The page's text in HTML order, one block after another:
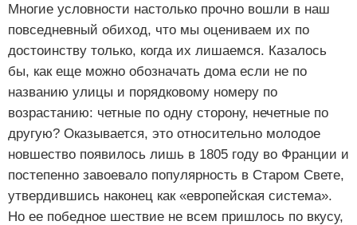
Многие условности настолько прочно вошли в наш
повседневный обиход, что мы оцениваем их по
достоинству только, когда их лишаемся. Казалось
бы, как еще можно обозначать дома если не по
названию улицы и порядковому номеру по
возрастанию: четные по одну сторону, нечетные по
другую? Оказывается, это относительно молодое
новшество появилось лишь в 1805 году во Франции и
постепенно завоевало популярность в Старом Свете,
утвердившись наконец как «европейская система».
Но ее победное шествие не всем пришлось по вкусу,